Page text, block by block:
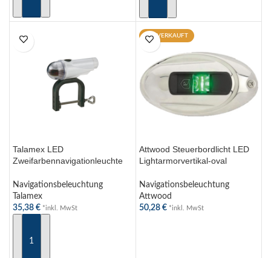
Talamex LED
Zweifarbennavigationleuchte
IP65, Halterung, 3 AAA-
Batterien
Navigationsbeleuchtung
Talamex
35,38 € *inkl. MwSt
AUSVERKAUFT
Attwood Steuerbordlicht LED
Lightarmorvertikal-oval
Navigationsbeleuchtung
Attwood
50,28 € *inkl. MwSt